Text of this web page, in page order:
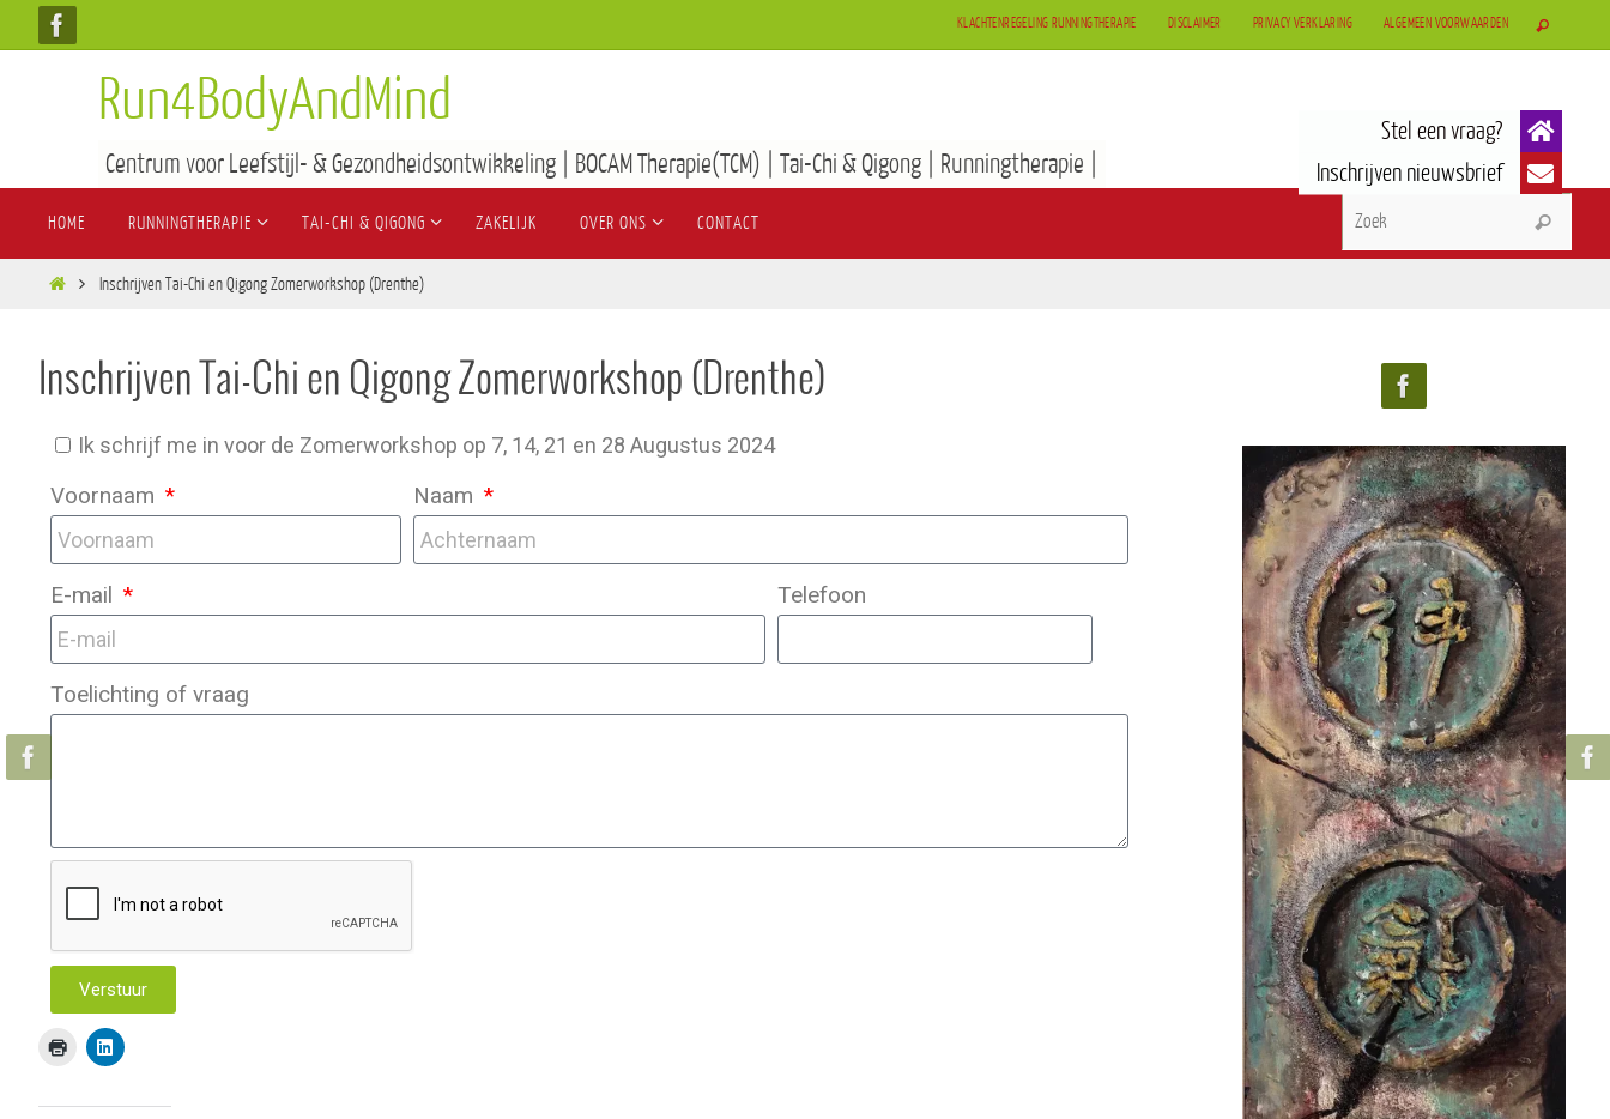
KLACHTENREGELING RUNNINGTHERAPIE DISCLAIMER PRIVACY VERKLARING ALGEMEEN VOORWAARDEN
Run4BodyAndMind
Centrum voor Leefstijl- & Gezondheidsontwikkeling | BOCAM Therapie(TCM) | Tai-Chi & Qigong | Runningtherapie |
HOME RUNNINGTHERAPIE TAI-CHI & QIGONG ZAKELIJK OVER ONS CONTACT
Inschrijven Tai-Chi en Qigong Zomerworkshop (Drenthe)
Inschrijven Tai-Chi en Qigong Zomerworkshop (Drenthe)
Ik schrijf me in voor de Zomerworkshop op 7, 14, 21 en 28 Augustus 2024
Voornaam Naam
E-mail Telefoon
Toelichting of vraag
Verstuur